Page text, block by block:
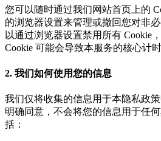
您可以随时通过我们网站首页上的
的浏览器设置来管理或撤回您对非
以通过浏览器设置禁用所有 Cookie
Cookie 可能会导致本服务的核心计
2. 我们如何使用您的信息
我们仅将收集的信息用于本隐私政
明确同意，不会将您的信息用于任
括：